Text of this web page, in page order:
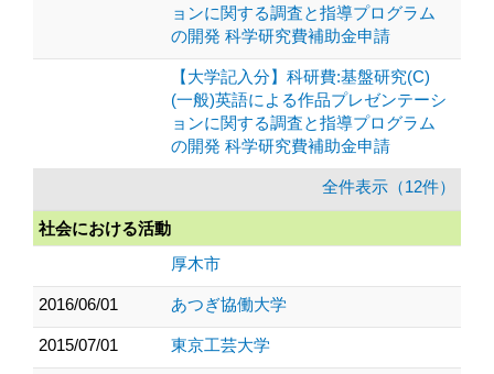
ョンに関する調査と指導プログラム
の開発 科学研究費補助金申請
【大学記入分】科研費:基盤研究(C)
(一般)英語による作品プレゼンテーシ
ョンに関する調査と指導プログラム
の開発 科学研究費補助金申請
全件表示（12件）
社会における活動
厚木市
2016/06/01 あつぎ協働大学
2015/07/01 東京工芸大学